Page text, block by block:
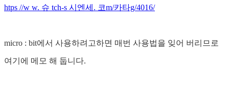
htps //w w. 슈 tch-s 시엔세. 코m/카타g/4016/
micro : bit에서 사용하려고하면 매번 사용법을 잊어 버리므로
여기에 메모 해 둡니다.